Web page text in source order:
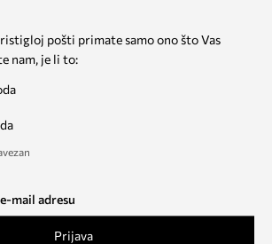
pošti primate samo ono što Vas
nam, je li to:
Prijava